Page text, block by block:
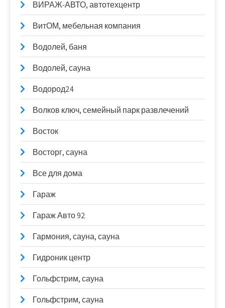
ВИРАЖ-АВТО, автотехцентр
ВитОМ, мебельная компания
Водолей, баня
Водолей, сауна
Водород24
Волков ключ, семейный парк развлечений
Восток
Восторг, сауна
Все для дома
Гараж
Гараж Авто 92
Гармония, сауна, сауна
Гидроник центр
Гольфстрим, сауна
Гольфстрим, сауна